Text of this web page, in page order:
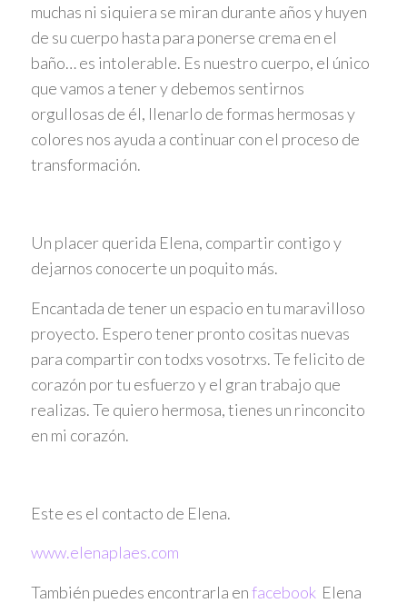
muchas ni siquiera se miran durante años y huyen
de su cuerpo hasta para ponerse crema en el
baño… es intolerable. Es nuestro cuerpo, el único
que vamos a tener y debemos sentirnos
orgullosas de él, llenarlo de formas hermosas y
colores nos ayuda a continuar con el proceso de
transformación.
Un placer querida Elena, compartir contigo y
dejarnos conocerte un poquito más.
Encantada de tener un espacio en tu maravilloso
proyecto. Espero tener pronto cositas nuevas
para compartir con todxs vosotrxs. Te felicito de
corazón por tu esfuerzo y el gran trabajo que
realizas. Te quiero hermosa, tienes un rinconcito
en mi corazón.
Este es el contacto de Elena.
www.elenaplaes.com
También puedes encontrarla enfacebookElena